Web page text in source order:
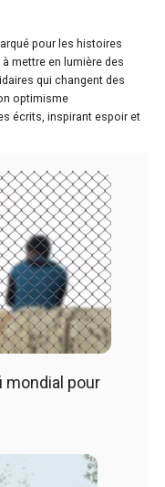
pour les histoires
mettre en lumière des
qui changent des
optimisme
écrits, inspirant espoir et
mondial pour